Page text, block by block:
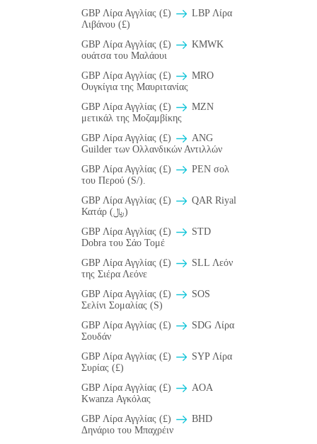
GBP Λίρα Αγγλίας (£)
LBP Λίρα
Λιβάνου (£)
GBP Λίρα Αγγλίας (£)
ΚMWK
ουάτσα του Μαλάουι
GBP Λίρα Αγγλίας (£)
MRO
Ουγκίγια της Μαυριτανίας
GBP Λίρα Αγγλίας (£)
MZN
μετικάλ της Μοζαμβίκης
GBP Λίρα Αγγλίας (£)
ANG
Guilder των Ολλανδικών Αντιλλών
GBP Λίρα Αγγλίας (£)
PEN σολ
του Περού (S/).
GBP Λίρα Αγγλίας (£)
QAR Riyal
Κατάρ (﷼)
GBP Λίρα Αγγλίας (£)
STD
Dobra του Σάο Τομέ
GBP Λίρα Αγγλίας (£)
SLL Λεόν
της Σιέρα Λεόνε
GBP Λίρα Αγγλίας (£)
SOS
Σελίνι Σομαλίας (S)
GBP Λίρα Αγγλίας (£)
SDG Λίρα
Σουδάν
GBP Λίρα Αγγλίας (£)
SYP Λίρα
Συρίας (£)
GBP Λίρα Αγγλίας (£)
AOA
Kwanza Αγκόλας
GBP Λίρα Αγγλίας (£)
BHD
Δηνάριο του Μπαχρέιν